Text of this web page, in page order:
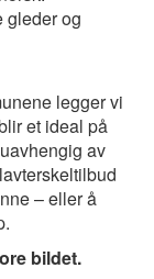
gleder og
legger vi
et ideal på
av
– eller å
bildet.